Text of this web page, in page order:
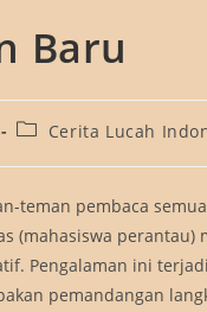
Baru
PostCerita Lucah
teman pembaca
(mahasiswa
Pengalaman ini
pemandangan